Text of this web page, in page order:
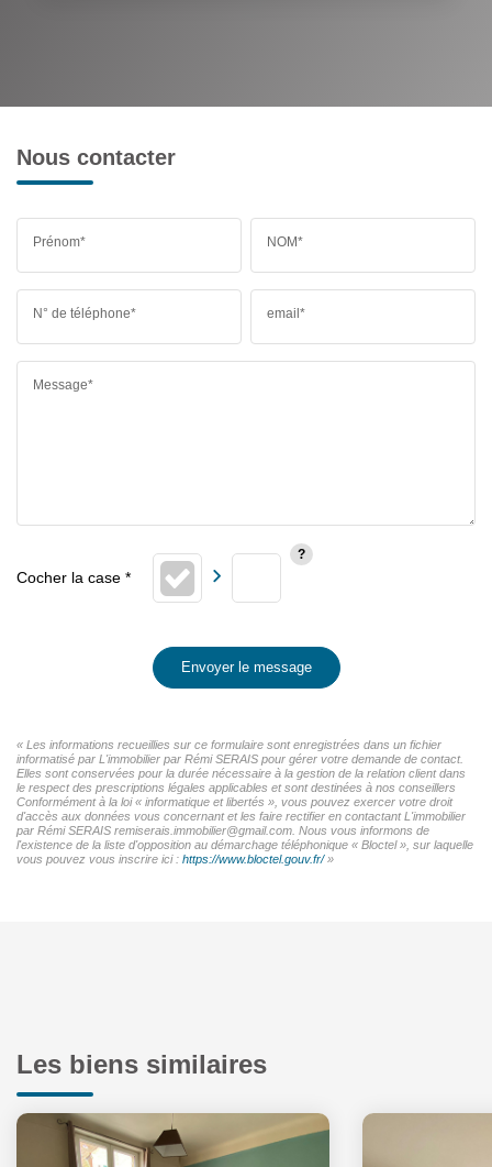
Nous contacter
Prénom* NOM*
N° de téléphone* email*
Message*
Envoyer le message
« Les informations recueillies sur ce formulaire sont enregistrées dans un fichier
informatisé par L'immobilier par Rémi SERAIS pour gérer votre demande de contact.
Elles sont conservées pour la durée nécessaire à la gestion de la relation client dans
le respect des prescriptions légales applicables et sont destinées à nos conseillers
Conformément à la loi « informatique et libertés », vous pouvez exercer votre droit
d'accès aux données vous concernant et les faire rectifier en contactant L'immobilier
par Rémi SERAIS remiserais.immobilier@gmail.com. Nous vous informons de
l'existence de la liste d'opposition au démarchage téléphonique « Bloctel », sur laquelle
vous pouvez vous inscrire ici : https://www.bloctel.gouv.fr/»
Les biens similaires